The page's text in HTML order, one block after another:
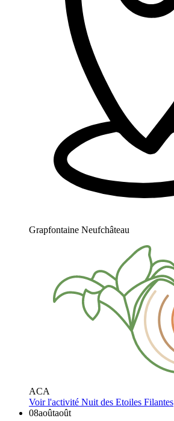
Grapfontaine Neufchâteau
ACA
Voir l'activité Nuit des Etoiles Filantes
08aoûtaoût